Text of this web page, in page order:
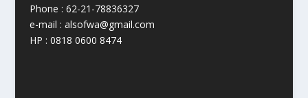
Phone : 62-21-78836327
e-mail : alsofwa@gmail.com
HP : 0818 0600 8474